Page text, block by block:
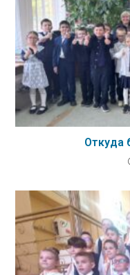
Откуда